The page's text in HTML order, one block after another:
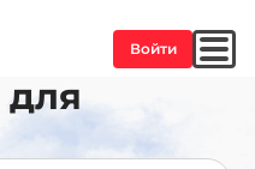
Войти
для